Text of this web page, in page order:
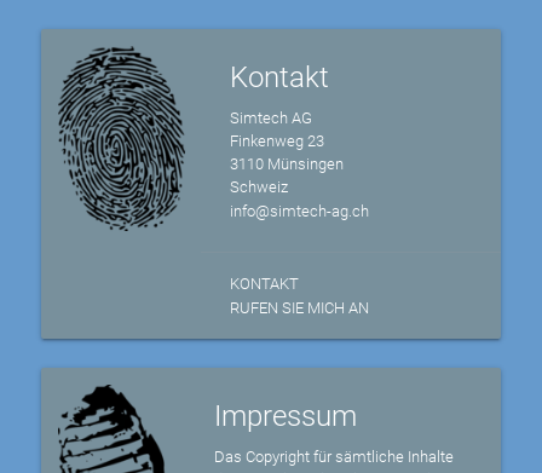
Kontakt
Simtech AG
Finkenweg 23
3110 Münsingen
Schweiz
info@simtech-ag.ch
KONTAKT
RUFEN SIE MICH AN
Impressum
Das Copyright für sämtliche Inhalte